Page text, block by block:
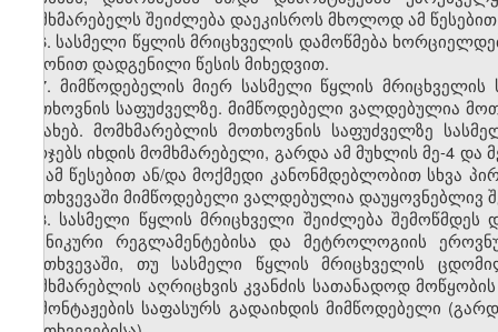
მომხმარებელს შეიძლება დაეკისროს მხოლოდ ამ
6. სასმელი წყლის მრიცხველის დამოწმება
კანონით დადგენილი წესის მიხედვით.
7. მიმწოდებელის მიერ სასმელი წყლის მრიცხველის
მოთხოვნის საფუძველზე. მიმწოდებელი ვალდებულია
შესახებ. მომხმარებლის მოთხოვნის საფუძველზე
ხარჯებს იხდის მომხმარებელი, გარდა ამ მუხლის მე-4 და
თუ ამ წესებით ან/და მოქმედი კანონმდებლობით სხვა
შემთხვევაში მიმწოდებელი ვალდებულია დაუყოვნებლივ
8. სასმელი წყლის მრიცხველი შეიძლება
ტექნიკური რეგლამენტებისა და მეტროლოგიის
შემთხვევაში, თუ სასმელი წყლის მრიცხველის
მომხმარებლის აღრიცხვის კვანძის სათანადოდ
დამონტაჟების საფასურს გადაიხდის მიმწოდებელი